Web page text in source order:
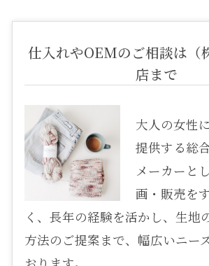
仕入れやOEMのご相談は（
店まで
大人の女性
提供する総
メーカーと
画・販売を
く、長年の経験を活かし、生地
方法のご提案まで、幅広いニー